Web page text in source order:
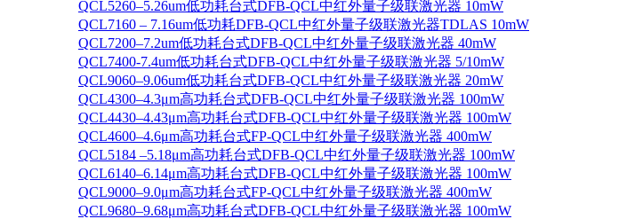
QCL5260–5.26um低功耗台式DFB-QCL中红外量子级联激光器 10mW
QCL7160 – 7.16um低功耗DFB-QCL中红外量子级联激光器TDLAS 10mW
QCL7200–7.2um低功耗台式DFB-QCL中红外量子级联激光器 40mW
QCL7400-7.4um低功耗台式DFB-QCL中红外量子级联激光器 5/10mW
QCL9060–9.06um低功耗台式DFB-QCL中红外量子级联激光器 20mW
QCL4300–4.3μm高功耗台式DFB-QCL中红外量子级联激光器 100mW
QCL4430–4.43μm高功耗台式DFB-QCL中红外量子级联激光器 100mW
QCL4600–4.6μm高功耗台式FP-QCL中红外量子级联激光器 400mW
QCL5184 –5.18μm高功耗台式DFB-QCL中红外量子级联激光器 100mW
QCL6140–6.14μm高功耗台式DFB-QCL中红外量子级联激光器 100mW
QCL9000–9.0μm高功耗台式FP-QCL中红外量子级联激光器 400mW
QCL9680–9.68μm高功耗台式DFB-QCL中红外量子级联激光器 100mW